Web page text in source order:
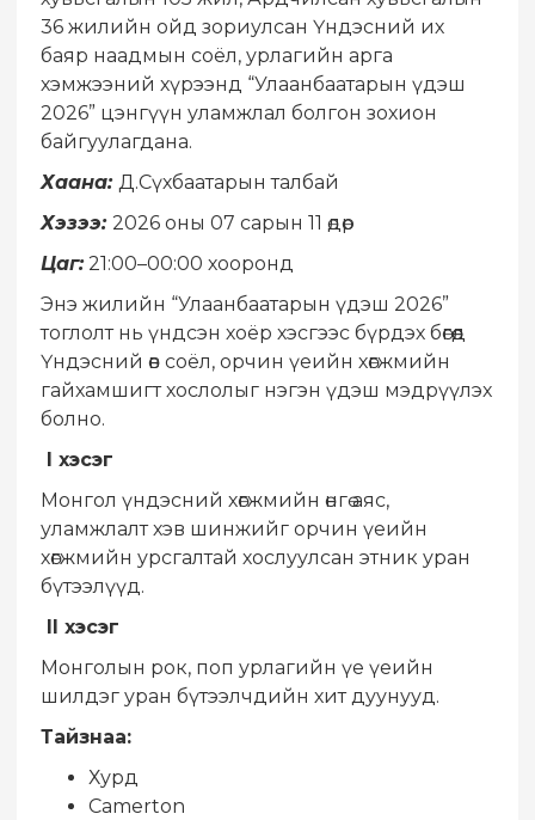
36 жилийн ойд зориулсан Үндэсний их
баяр наадмын соёл, урлагийн арга
хэмжээний хүрээнд “Улаанбаатарын үдэш
2026” цэнгүүн уламжлал болгон зохион
байгуулагдана.
Хаана: Д.Сүхбаатарын талбай
Хэзээ: 2026 оны 07 сарын 11 өдөр
Цаг:21:00–00:00 хооронд
Энэ жилийн “Улаанбаатарын үдэш 2026”
тоглолт нь үндсэн хоёр хэсгээс бүрдэх бөгөөд
Үндэсний өв соёл, орчин үеийн хөгжмийн
гайхамшигт хослолыг нэгэн үдэш мэдрүүлэх
болно.
I хэсэг
Монгол үндэсний хөгжмийн өнгө аяс,
уламжлалт хэв шинжийг орчин үеийн
хөгжмийн урсгалтай хослуулсан этник уран
бүтээлүүд.
II хэсэг
Монголын рок, поп урлагийн үе үеийн
шилдэг уран бүтээлчдийн хит дуунууд.
Тайзнаа:
Хурд
Camerton